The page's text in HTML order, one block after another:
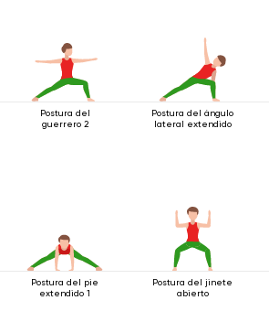
Postura del
guerrero 2
Postura del ángulo
lateral extendido
Postura del pie
extendido 1
Postura del jinete
abierto